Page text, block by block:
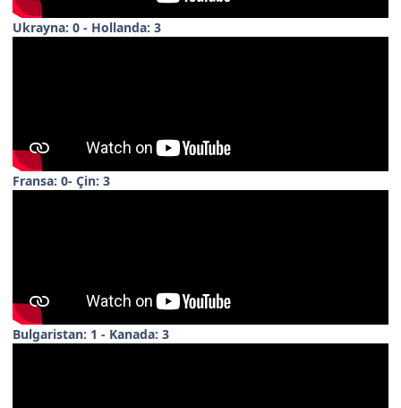
Ukrayna: 0 - Hollanda: 3
Fransa: 0- Çin: 3
Bulgaristan: 1 - Kanada: 3